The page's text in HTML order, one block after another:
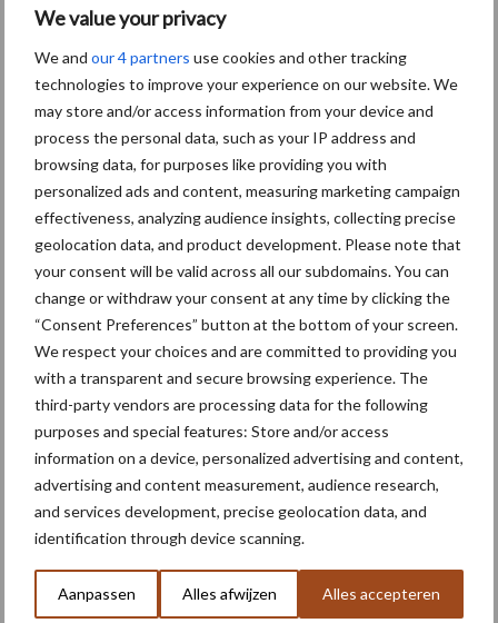
We value your privacy
We and our 4 partners use cookies and other tracking
technologies to improve your experience on our website. We
may store and/or access information from your device and
process the personal data, such as your IP address and
browsing data, for purposes like providing you with
personalized ads and content, measuring marketing campaign
effectiveness, analyzing audience insights, collecting precise
geolocation data, and product development. Please note that
your consent will be valid across all our subdomains. You can
change or withdraw your consent at any time by clicking the
“Consent Preferences” button at the bottom of your screen.
We respect your choices and are committed to providing you
with a transparent and secure browsing experience. The
third-party vendors are processing data for the following
purposes and special features: Store and/or access
information on a device, personalized advertising and content,
advertising and content measurement, audience research,
and services development, precise geolocation data, and
identification through device scanning.
Aanpassen Alles afwijzen Alles accepteren
De hierboven omschreven proeven vallen onder het programma
opgezet om samen met partners en inwoners gerichte
gevolg van klimaatverandering te verminderen. Maatregelen zijn
gezocht in vier gebieden, oftewel ‘knoppen om aan te draaien’:
het landelijke/buitengebied, het stedelijke/bebouwde gebied,
het watersysteem (beken/beekdalen) en schadebeperking aan
de eigen woning. Alle betrokken partijen hebben een rol en
verantwoordelijkheid in de aanpak. Want elke druppel telt!
Bron:Waterschap Limburg
Aanbevolen voor jou! aardappelen
poten
Nieuwe compacte
gedragen pootcombinatie
van AVR
Voortgang veldkeuring: de